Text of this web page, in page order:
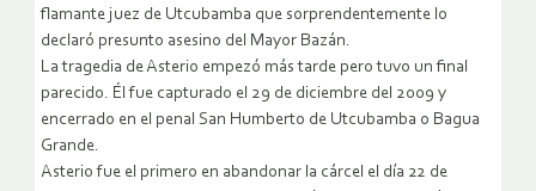
flamante juez de Utcubamba que sorprendentemente lo
declaró presunto asesino del Mayor Bazán.
La tragedia de Asterio empezó más tarde pero tuvo un final
parecido. Él fue capturado el 29 de diciembre del 2009 y
encerrado en el penal San Humberto de Utcubamba o Bagua
Grande.
Asterio fue el primero en abandonar la cárcel el día 22 de